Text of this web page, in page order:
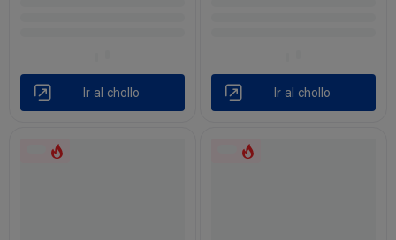
Ir al chollo Ir al chollo